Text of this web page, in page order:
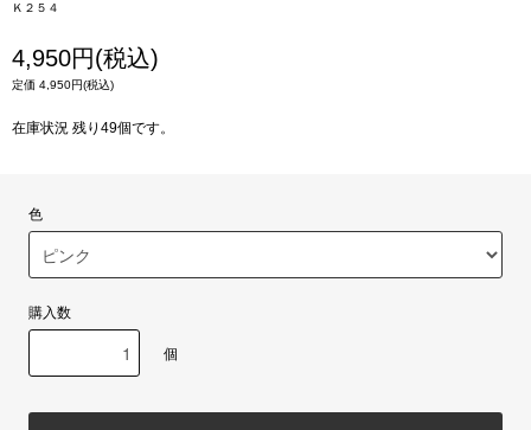
Ｋ２５４
4,950円(税込)
定価 4,950円(税込)
在庫状況 残り49個です。
色
購入数
個